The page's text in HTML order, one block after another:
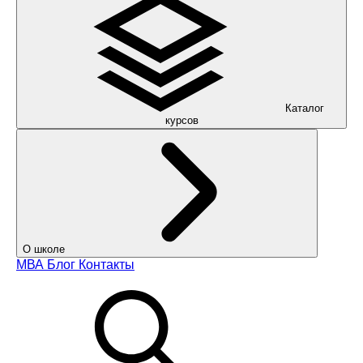
Каталог
курсов
О школе
МВА Блог Контакты